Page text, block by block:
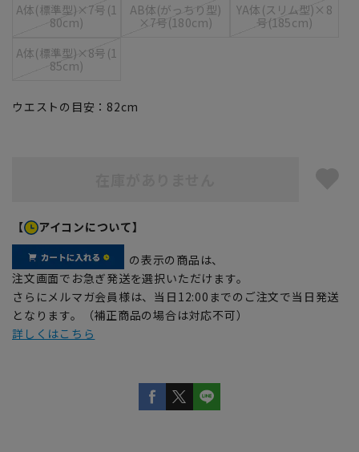
A体(標準型)×7号(1
80cm)
AB体(がっちり型)
×7号(180cm)
YA体(スリム型)×8
号(185cm)
A体(標準型)×8号(1
85cm)
ウエストの目安： 82cm
【 アイコンについて】
の表示の商品は、
注文画面でお急ぎ発送を選択いただけます。
さらにメルマガ会員様は、当日12:00までのご注文で当日発送
となります。（補正商品の場合は対応不可）
詳しくはこちら